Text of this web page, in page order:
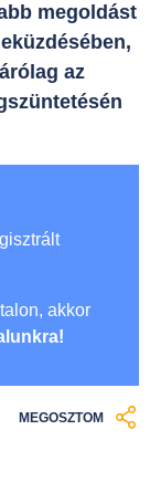
megoldást
az
akkor
MEGOSZTOM